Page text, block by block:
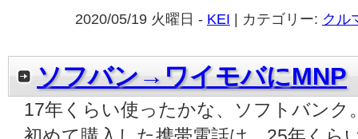
2020/05/19 火曜日 - KEI | カテゴリー: クル
ソフバン→ワイモバにMNP
17年くらい使ったかな、ソフトバンク